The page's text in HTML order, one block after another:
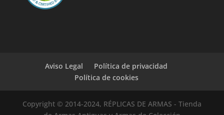
Aviso Legal
Política de privacidad
Política de cookies
Copyright © 2014-2024, RÉPLICAS DE ARMAS - Tienda